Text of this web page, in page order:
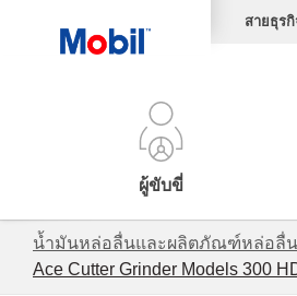
สายธุรกิ
ผู้ขับขี่
น้ำมันหล่อลื่นและผลิตภัณฑ์หล่อลื่น
Ace Cutter Grinder Models 300